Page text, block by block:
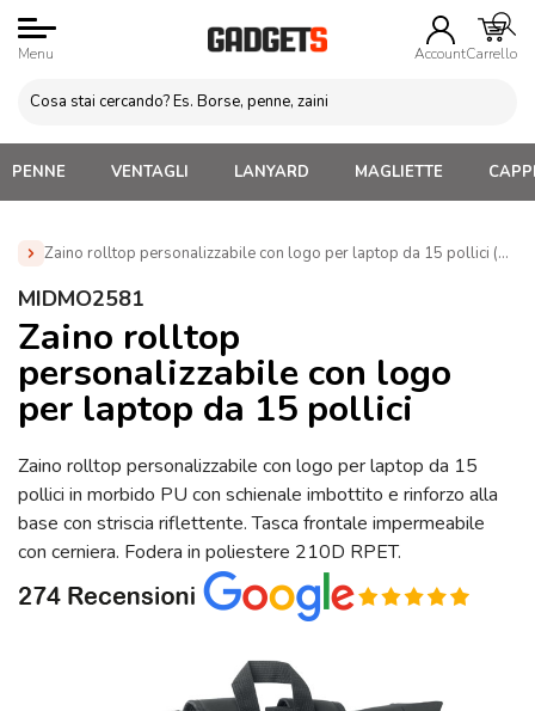
Menu AccountCarrello
PENNE VENTAGLI LANYARD MAGLIETTE
Zaino rolltop personalizzabile con logo per laptop da 15 pollici
Home » Zaini Personalizzati e Marsupi
laptop da 15 pollici (MIDMO2581)
MIDMO2581
Zaino rolltop
personalizzabile con logo
per laptop da 15 pollici
Zaino rolltop personalizzabile con logo per laptop da 15
pollici in morbido PU con schienale imbottito e rinforzo alla
base con striscia riflettente. Tasca frontale impermeabile
con cerniera. Fodera in poliestere 210D RPET.